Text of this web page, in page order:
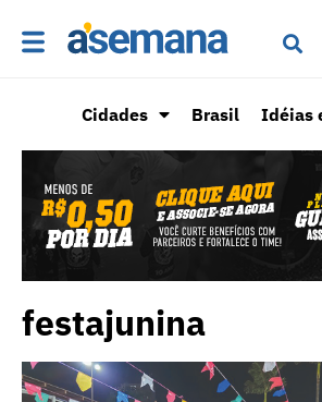
Cidades Brasil Idéias
festajunina